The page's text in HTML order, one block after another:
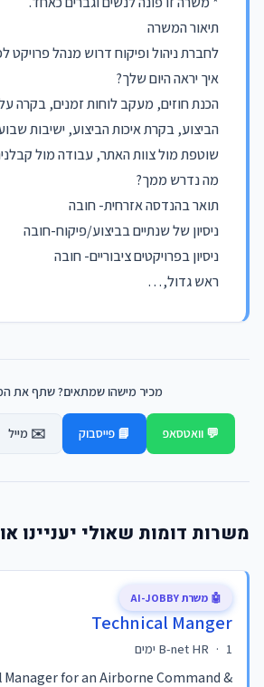
תיאור המשרה
לחברת ניהול ופיקוח דרוש מנהל פרויקט
איך יראה היום שלך?
הכנת חוזים, מעקב לוחות זמנים, בקרה
הביצוע, בקרת איכות הביצוע, ישיבות
שוטפת מול צוות האתר, עבודה מול
מה נדרש ממך?
תואר בהנדסה אזרחית- חובה
ניסיון של שנתיים בביצוע/פיקוח-חובה
ניסיון בפרויקטים ציבוריים- חובה
ראש גדול,…
מכיר מישהו שמתאים? שתף את
💬 וואטסאפ 📘 פייסבוק ✉️ מייל
משרות דומות שאולי יעניינו
Technical Manger
B-net HR · 1 ימים
Manager for an Airborne Command &
🤖 משרת AI-JOBBY